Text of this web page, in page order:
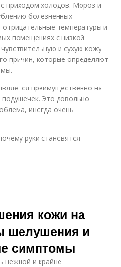
приходом холодов. Мороз и
болезненных
температуры и
помещениях с низкой
и сухую кожу
причин, которые определяют
преимущественно на
подушечек. Это довольно
иногда очень
руки становятся
кожи на
шелушения и
симптомы
нежной и крайне